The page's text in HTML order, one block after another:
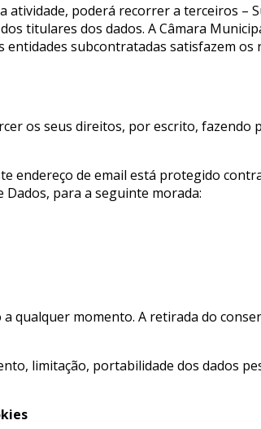
atividade, poderá recorrer a terceiros
titulares dos dados. A Câmara
subcontratadas satisfazem
os seus direitos, por escrito, fazendo
endereço de email está protegido
para a seguinte morada:
qualquer momento. A retirada do
limitação, portabilidade dos dados